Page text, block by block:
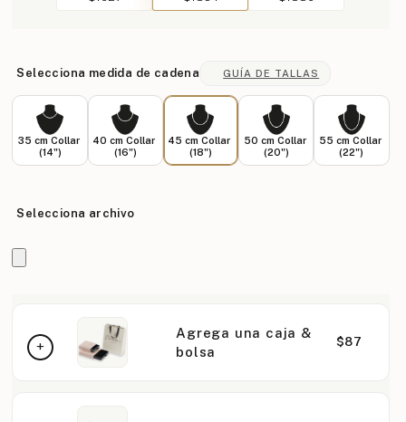
Selecciona medida de cadena GUÍA DE TALLAS
35 cm Collar
(14")
40 cm Collar
(16")
45 cm Collar
(18")
50 cm Collar
(20")
55 cm Collar
(22")
Selecciona archivo
Agrega una caja &
bolsa
$87